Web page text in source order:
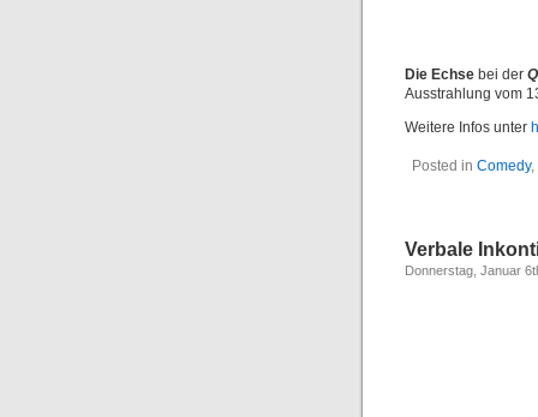
Die Echse bei der
Ausstrahlung vom
Weitere Infos unter
Posted in Comedy,
Verbale
Donnerstag, Januar